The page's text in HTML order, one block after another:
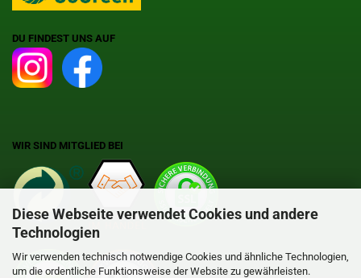
Diese Webseite verwendet Cookies und andere
Technologien
Wir verwenden technisch notwendige Cookies und ähnliche Technologien,
um die ordentliche Funktionsweise der Website zu gewährleisten.
DU FINDEST UNS AUF
WIR SIND MITGLIED BEI